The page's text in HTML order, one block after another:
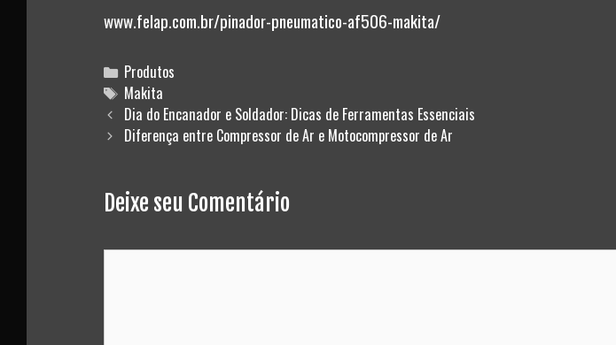
www.felap.com.br/pinador-pneumatico-af506-makita/
Categories
Produtos
Tags
Makita
Post
navigation
Dia do Encanador e Soldador: Dicas de Ferramentas Essenciais
Diferença entre Compressor de Ar e Motocompressor de Ar
Deixe seu Comentário